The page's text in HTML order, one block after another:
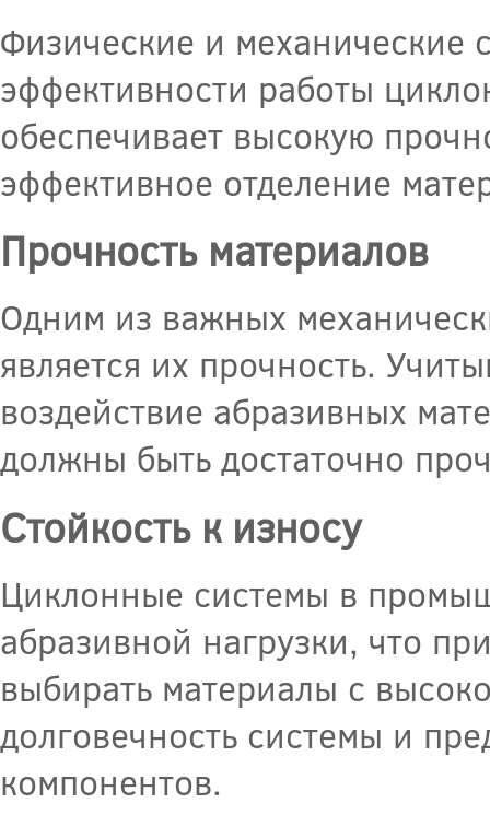
Физические и механические
эффективности работы
обеспечивает высокую
эффективное отделение
Прочность материалов
Одним из важных
является их прочность.
воздействие абразивных
должны быть достаточно
Стойкость к износу
Циклонные системы в
абразивной нагрузки, что
выбирать материалы с
долговечность системы и
компонентов.